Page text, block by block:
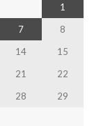
1
7
8
14
15
21
22
28
29